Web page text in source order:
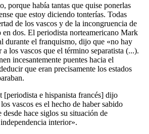
porque había tantas que quise ponerlas
que estoy diciendo tonterías. Todas
de los vascos y de la incongruencia de
dos. El periodista norteamericano Mark
durante el franquismo, dijo que «no hay
los vascos que el término separatista (...).
incesantemente puentes hacia el
que eran precisamente los estados
e hispanista francés] dijo
vascos es el hecho de haber sabido
desde hace siglos su situación de
interior».